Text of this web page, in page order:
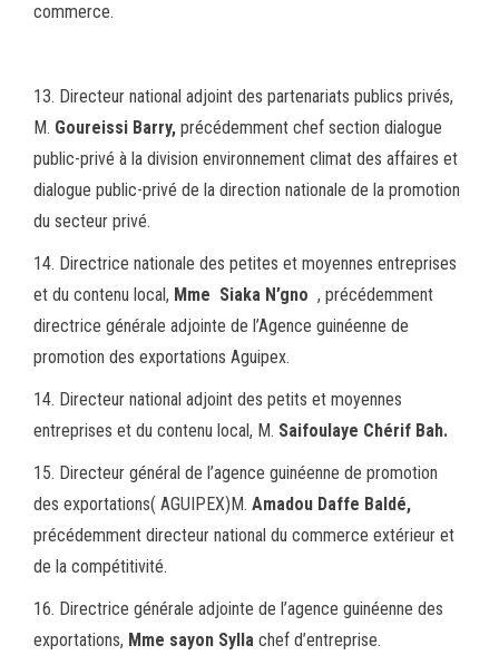
commerce.
13. Directeur national adjoint des partenariats publics privés,
M. Goureissi Barry, précédemment chef section dialogue
public-privé à la division environnement climat des affaires et
dialogue public-privé de la direction nationale de la promotion
du secteur privé.
14. Directrice nationale des petites et moyennes entreprises
et du contenu local, Mme Siaka N’gno , précédemment
directrice générale adjointe de l’Agence guinéenne de
promotion des exportations Aguipex.
14. Directeur national adjoint des petits et moyennes
entreprises et du contenu local, M. Saifoulaye Chérif Bah.
15. Directeur général de l’agence guinéenne de promotion
des exportations( AGUIPEX)M. Amadou Daffe Baldé,
précédemment directeur national du commerce extérieur et
de la compétitivité.
16. Directrice générale adjointe de l’agence guinéenne des
exportations, Mme sayon Sylla chef d’entreprise.